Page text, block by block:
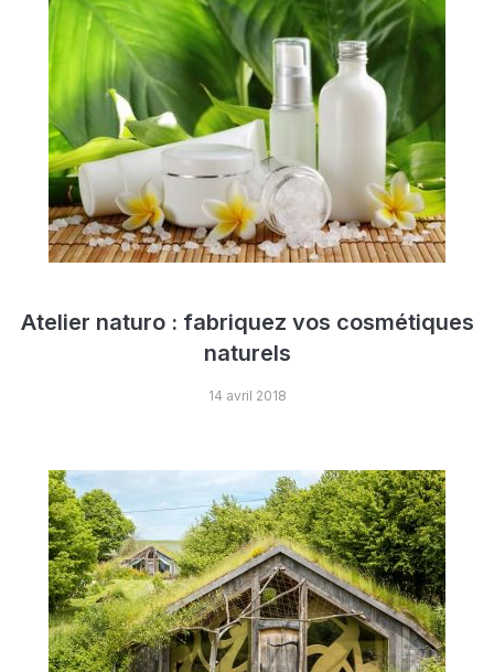
Atelier naturo : fabriquez vos cosmétiques
naturels
14 avril 2018